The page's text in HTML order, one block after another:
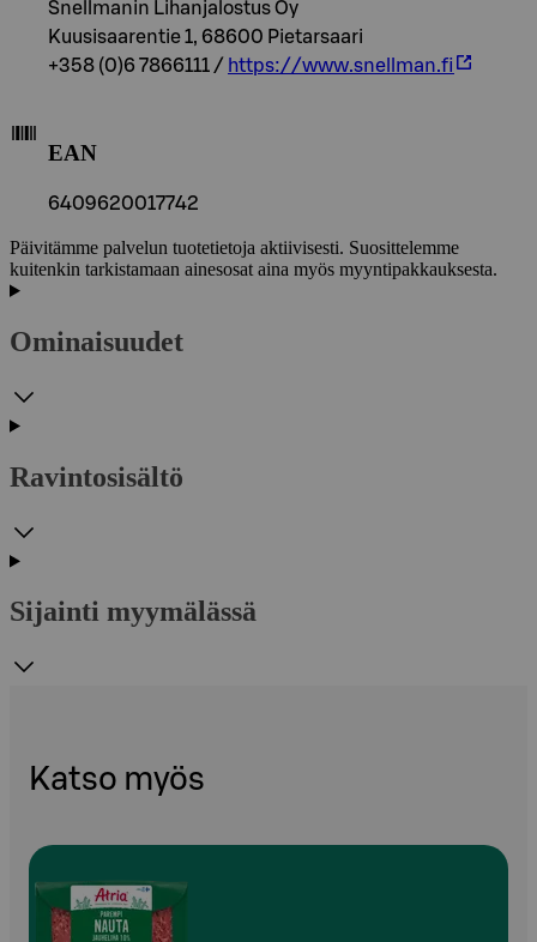
Snellmanin Lihanjalostus Oy
Kuusisaarentie 1, 68600 Pietarsaari
+358 (0)6 7866111 / https://www.snellman.fi
EAN
6409620017742
Päivitämme palvelun tuotetietoja aktiivisesti. Suosittelemme
kuitenkin tarkistamaan ainesosat aina myös myyntipakkauksesta.
Ominaisuudet
Ravintosisältö
Sijainti myymälässä
Katso myös